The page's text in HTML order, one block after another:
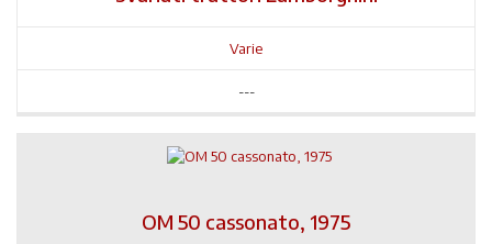
Varie
---
OM 50 cassonato, 1975